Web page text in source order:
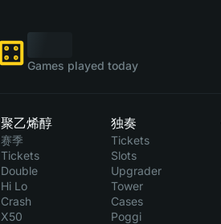
Games played today
聚乙烯醇
赛季
Tickets
Double
Hi Lo
Crash
X50
独奏
Tickets
Slots
Upgrader
Tower
Cases
Poggi